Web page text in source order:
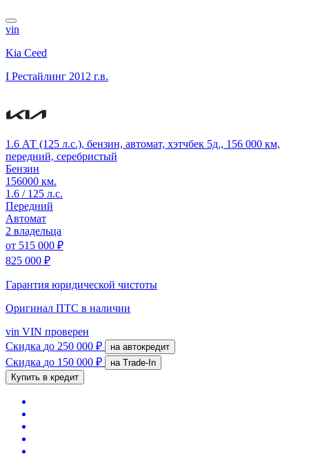
vin
Kia Ceed
I Рестайлинг 2012 г.в.
1.6 АТ (125 л.с.), бензин, автомат, хэтчбек 5д., 156 000 км,
передний, серебристый
Бензин
156000 км.
1.6 / 125 л.с.
Передний
Автомат
2 владельца
от 515 000 ₽
825 000 ₽
Гарантия юридической чистоты
Оригинал ПТС в наличии
vin VIN проверен
Скидка до 250 000 ₽ на автокредит
Скидка до 150 000 ₽
на Trade-In
Купить в кредит